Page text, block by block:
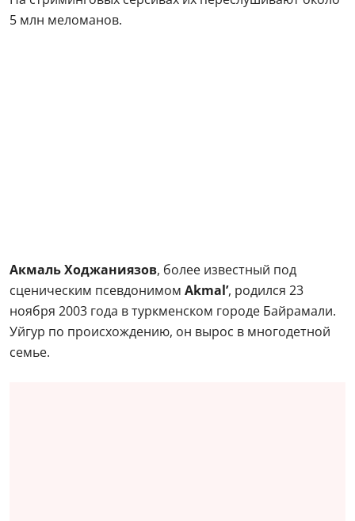
5 млн меломанов.
Акмаль Ходжаниязов, более известный под
сценическим псевдонимом Akmal’, родился 23
ноября 2003 года в туркменском городе Байрамали.
Уйгур по происхождению, он вырос в многодетной
семье.